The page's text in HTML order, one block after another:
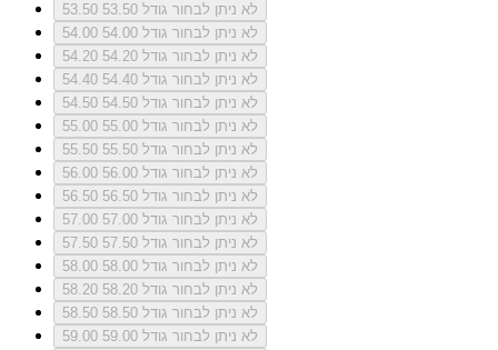
53.50
לא ניתן לבחור גודל 53.50
54.00
לא ניתן לבחור גודל 54.00
54.20
לא ניתן לבחור גודל 54.20
54.40
לא ניתן לבחור גודל 54.40
54.50
לא ניתן לבחור גודל 54.50
55.00
לא ניתן לבחור גודל 55.00
55.50
לא ניתן לבחור גודל 55.50
56.00
לא ניתן לבחור גודל 56.00
56.50
לא ניתן לבחור גודל 56.50
57.00
לא ניתן לבחור גודל 57.00
57.50
לא ניתן לבחור גודל 57.50
58.00
לא ניתן לבחור גודל 58.00
58.20
לא ניתן לבחור גודל 58.20
58.50
לא ניתן לבחור גודל 58.50
59.00
לא ניתן לבחור גודל 59.00